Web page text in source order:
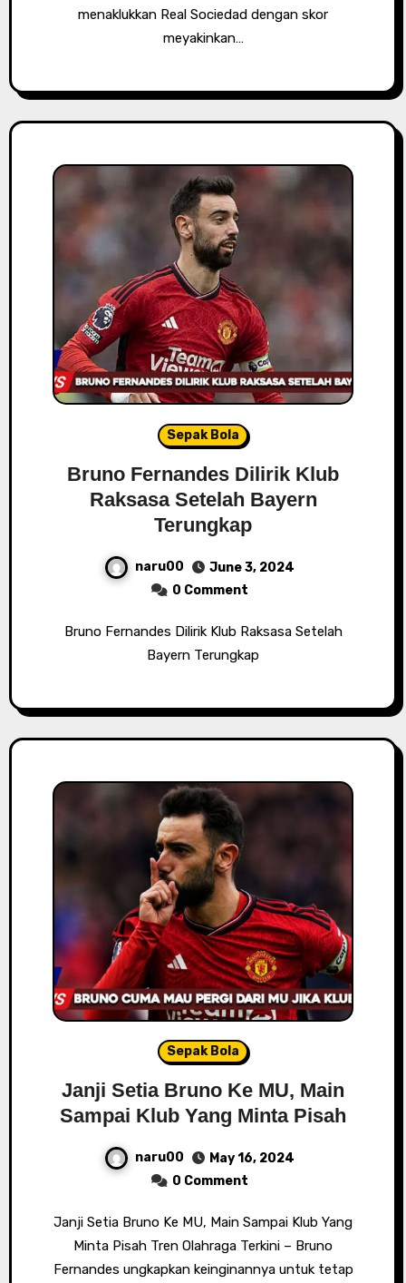
menaklukkan Real Sociedad dengan skor
meyakinkan…
Sepak Bola
Bruno Fernandes Dilirik Klub
Raksasa Setelah Bayern
Terungkap
naru00
June 3, 2024
0 Comment
Bruno Fernandes Dilirik Klub Raksasa Setelah
Bayern Terungkap
Sepak Bola
Janji Setia Bruno Ke MU, Main
Sampai Klub Yang Minta Pisah
naru00
May 16, 2024
0 Comment
Janji Setia Bruno Ke MU, Main Sampai Klub Yang
Minta Pisah Tren Olahraga Terkini – Bruno
Fernandes ungkapkan keinginannya untuk tetap